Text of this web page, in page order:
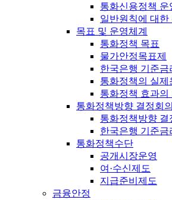
통화신용정책 운
일반원칙에 대한
목표 및 운영체계
통화정책 목표
물가안정목표제
한국은행 기준금
통화정책의 실제
통화정책 효과의
통화정책방향 결정회
통화정책방향 결
한국은행 기준금
통화정책수단
공개시장운영
여·수신제도
지급준비제도
금융안정